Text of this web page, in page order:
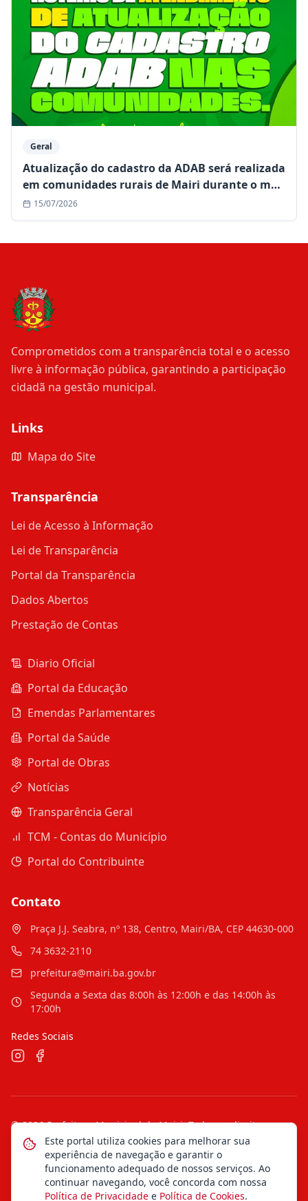
Geral
Atualização do cadastro da ADAB será realizada
em comunidades rurais de Mairi durante o mês
de julho
15/07/2026
Comprometidos com a transparência total e o acesso
livre à informação pública, garantindo a participação
cidadã na gestão municipal.
Links
Mapa do Site
Transparência
Lei de Acesso à Informação
Lei de Transparência
Portal da Transparência
Dados Abertos
Prestação de Contas
Diario Oficial
Portal da Educação
Emendas Parlamentares
Portal da Saúde
Portal de Obras
Notícias
Transparência Geral
TCM - Contas do Município
Portal do Contribuinte
Contato
Praça J.J. Seabra, nº 138, Centro, Mairi/BA, CEP 44630-000
74 3632-2110
prefeitura@mairi.ba.gov.br
Segunda a Sexta das 8:00h às 12:00h e das 14:00h às
17:00h
Redes Sociais
©2026 Prefeitura Municipal de Mairi. Todos os direitos
reservados.
Mapa do Site
Notícias Transparência
Este portal utiliza cookies para melhorar sua
experiência de navegação e garantir o
funcionamento adequado de nossos serviços. Ao
continuar navegando, você concorda com nossa
Política de Privacidade e Política de Cookies.